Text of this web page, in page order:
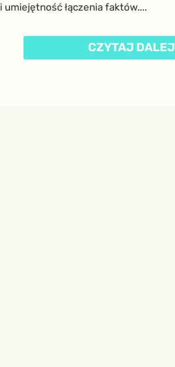
i umiejętność łączenia faktów....
CZYTAJ DALEJ